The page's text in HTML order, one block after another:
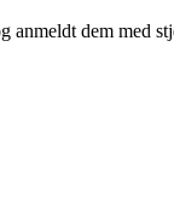
anmeldt dem med